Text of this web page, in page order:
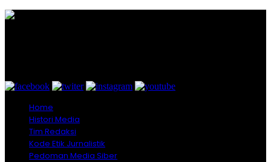
Home
Histori Media
Tim Redaksi
Kode Etik Jurnalistik
Pedoman Media Siber